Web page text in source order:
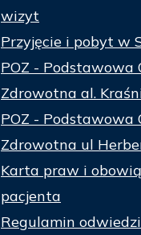
wizyt
Przyjęcie i pobyt w
POZ - Podstawowa
Zdrowotna al.
POZ - Podstawowa
Zdrowotna ul
Karta praw i
pacjenta
Regulamin